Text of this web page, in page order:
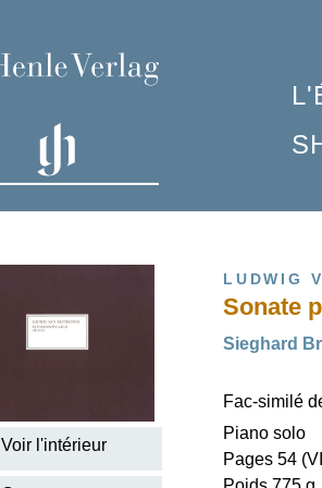
Voir l'intérieur
LUDWIG
Sonate
Sieghard
Fac-similé
Piano solo
Pages 54